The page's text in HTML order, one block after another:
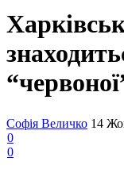
Софія Величко 14
0
0